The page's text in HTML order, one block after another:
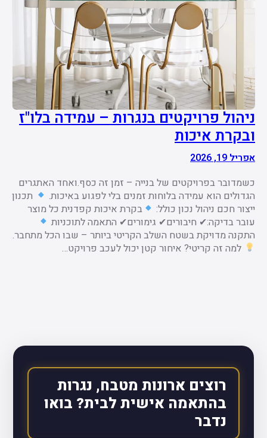
ניהול פרויקטים בנגרות – עמידה בלו"ז
ובקרת איכות
אפריל 19, 2026
כשמדובר בפרויקטים של בנייה – זמן זה כסף.ואחד האתגרים
הגדולים הוא עמידה בלוחות זמנים בלי לפגוע באיכות.
תכנון
ייצור חכם ניהול נכון כולל:
בקרת איכות קפדנית כל מוצר
עובר בדיקה:✔ חיבורים✔ גימורים✔ התאמה לתוכניות
התקנה מדויקת בשטח השלב הקריטי ביותר – שבו הכל מתחבר.
למה זה קריטי? איחור קטן יכול לעכב פרויקט…
רוצים ארונות מטבח, נגרות
בהתאמה אישית לבית? בואו
נדבר